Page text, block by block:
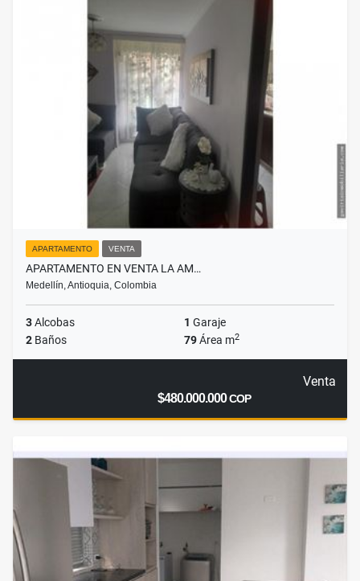
APARTAMENTO VENTA
APARTAMENTO EN VENTA LA AM…
Medellín, Antioquia, Colombia
3Alcobas 1 Garaje
2 Baños 79Área m2
Venta
$480.000.000COP